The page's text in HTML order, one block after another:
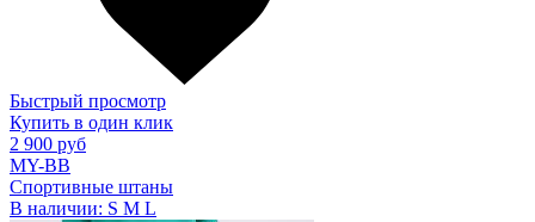
Быстрый просмотр
Купить в один клик
2 900 руб
MY-BB
Спортивные штаны
В наличии: S M L